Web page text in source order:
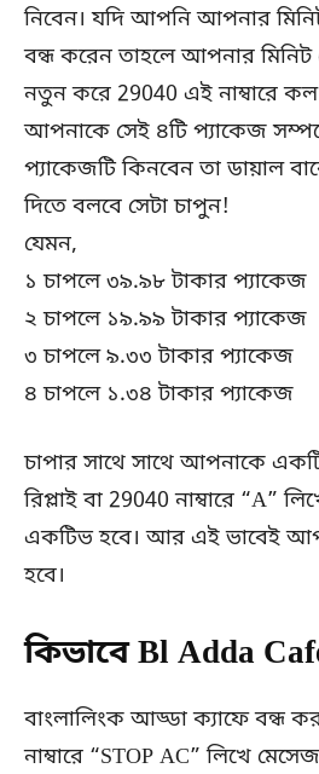
নিবেন। যদি আপনি আপনার
বন্ধ করেন তাহলে আপনার মিনিট
নতুন করে 29040 এই নাম্বারে
আপনাকে সেই ৪টি প্যাকেজ
প্যাকেজটি কিনবেন তা ডায়াল
দিতে বলবে সেটা চাপুন!
যেমন,
১ চাপলে ৩৯.৯৮ টাকার প্যাকেজ
২ চাপলে ১৯.৯৯ টাকার প্যাকেজ
৩ চাপলে ৯.৩৩ টাকার প্যাকেজ
৪ চাপলে ১.৩৪ টাকার প্যাকেজ
চাপার সাথে সাথে আপনাকে
রিপ্লাই বা 29040 নাম্বারে “A”
একটিভ হবে। আর এই ভাবেই
হবে।
কিভাবে Bl Adda
বাংলালিংক আড্ডা ক্যাফে বন্ধ
নাম্বারে “STOP AC” লিখে